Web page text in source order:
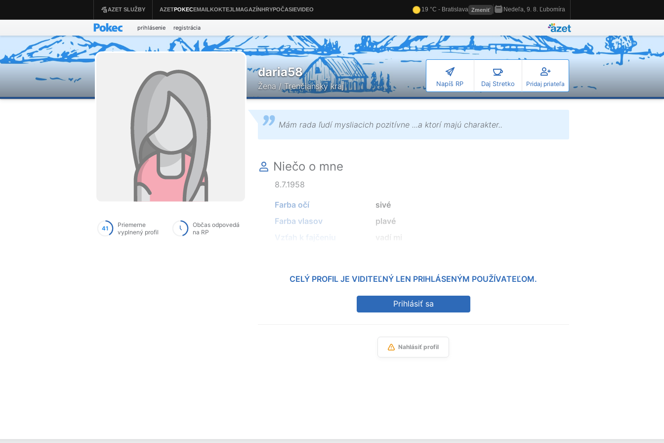
daria58
Žena / Trenčiansky kraj Napíš RP Daj Stretko Pridaj priateľa
41
Priemerne
vyplnený profil
Občas odpovedá
na RP
Mám rada ľudí mysliacich pozitívne ...a ktorí majú charakter..
Niečo o mne
8.7.1958
Farba očí
sivé
Farba vlasov
plavé
Vzťah k fajčeniu
vadí mi
CELÝ PROFIL JE VIDITEĽNÝ LEN PRIHLÁSENÝM POUŽÍVATEĽOM.
Prihlásiť sa
Nahlásiť profil
prihlásenie registrácia